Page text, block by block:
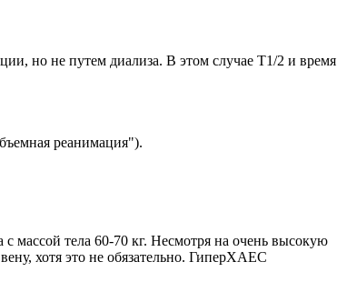
но не путем диализа. В этом случае T1/2 и время
реанимация").
массой тела 60-70 кг. Несмотря на очень высокую
хотя это не обязательно. ГиперХАЕС